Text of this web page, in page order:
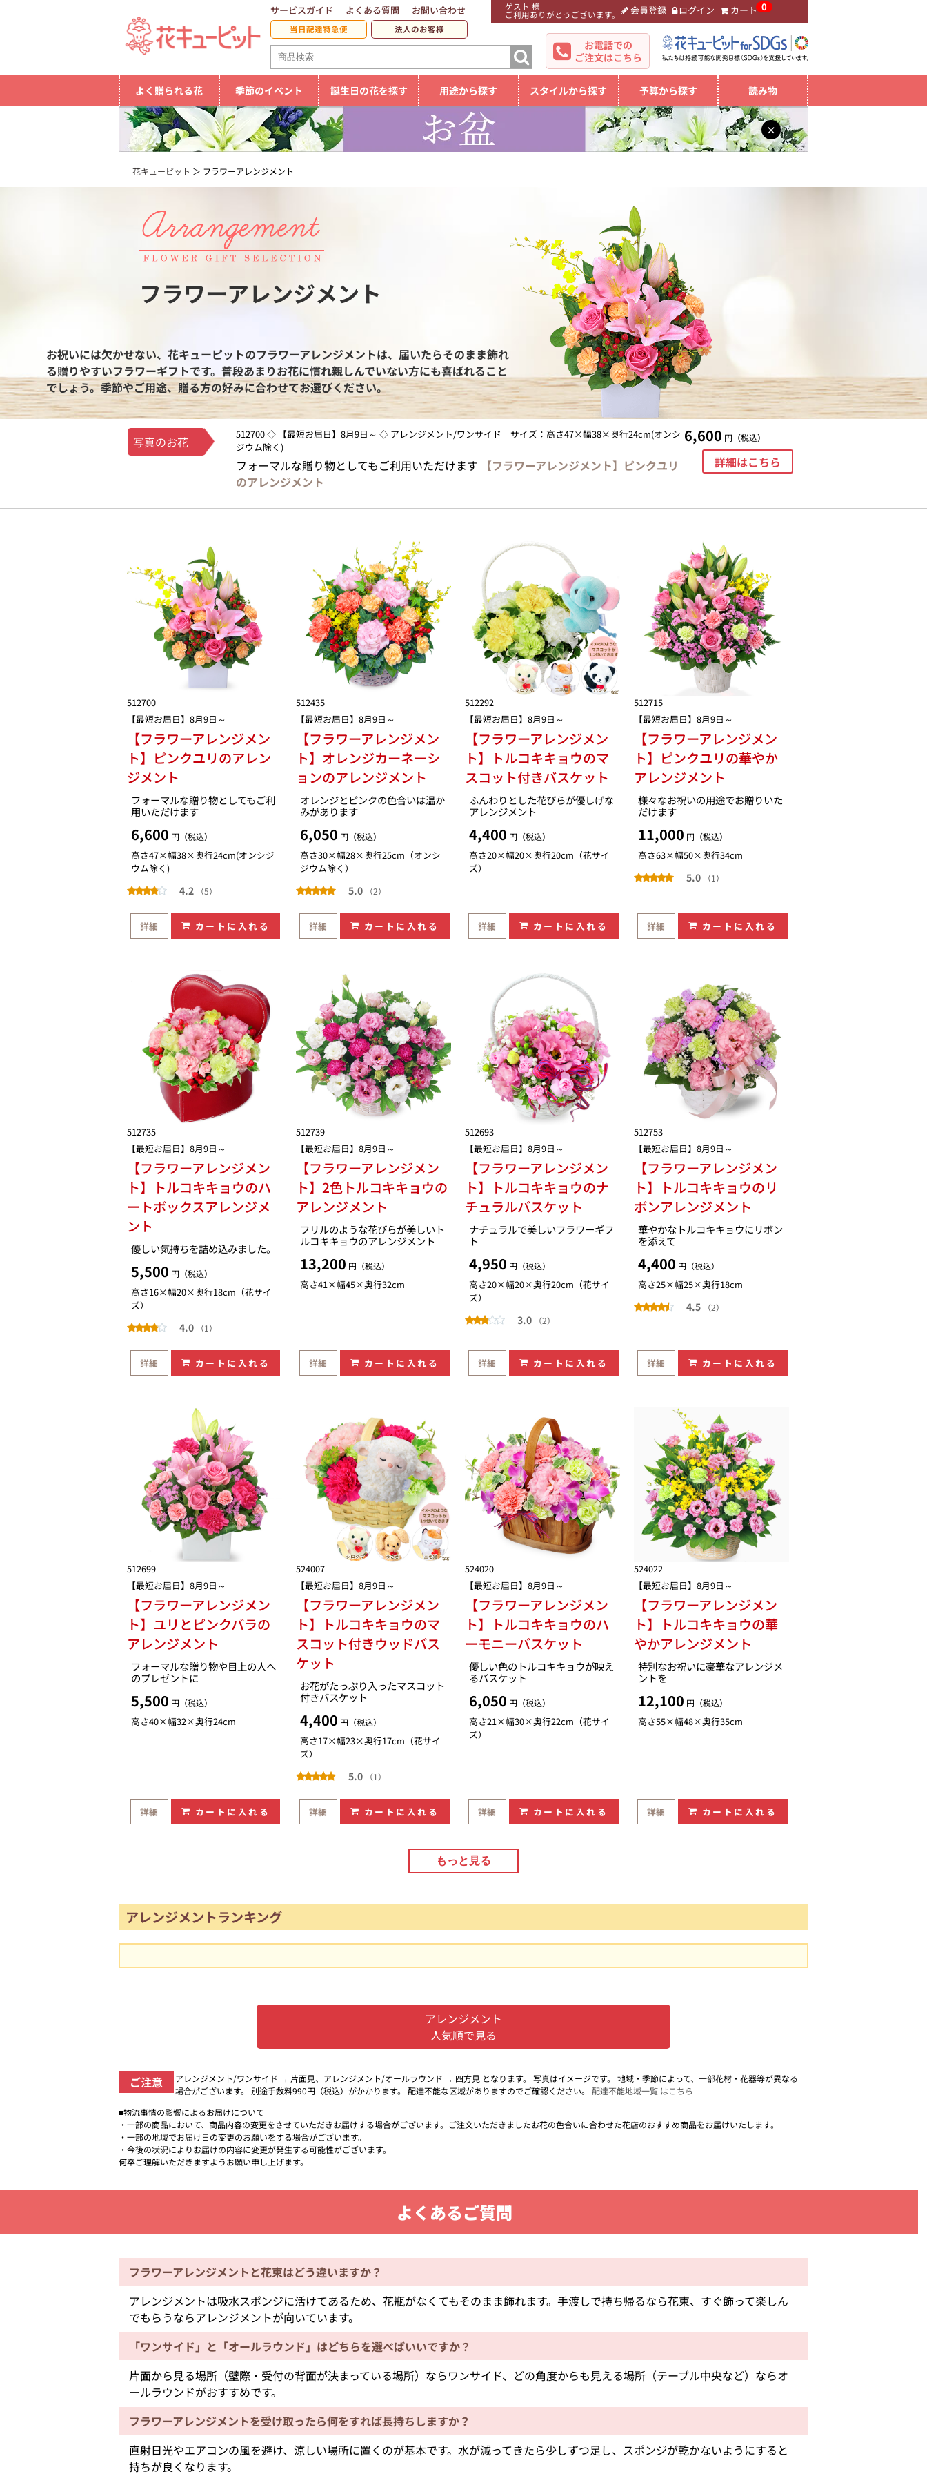
ゲスト 様
ご利用ありがとうございます。 会員登録 ログイン カート 0
サービスガイド よくある質問 お問い合わせ
当日配達特急便 法人のお客様
お電話での
ご注文はこちら
よく贈られる花 季節のイベント 誕生日の花を探す 用途から探す スタイルから探す 予算から探す 読み物
×
花キューピット フラワーアレンジメント
フラワーアレンジメント
お祝いには欠かせない、花キューピットのフラワーアレンジメントは、届いたらそのまま飾れ
る贈りやすいフラワーギフトです。普段あまりお花に慣れ親しんでいない方にも喜ばれること
でしょう。季節やご用途、贈る方の好みに合わせてお選びください。
写真のお花
512700 ◇ 【最短お届日】8月9日～ ◇ アレンジメント/ワンサイド サイズ：高さ47×幅38×奥行24cm(オンシ
ジウム除く)
フォーマルな贈り物としてもご利用いただけます
【フラワーアレンジメント】ピンクユリ
のアレンジメント
6,600 円（税込）
詳細はこちら
512700
【最短お届日】8月9日～
【フラワーアレンジメン
ト】ピンクユリのアレン
ジメント
フォーマルな贈り物としてもご利
用いただけます
6,600 円（税込）
高さ47×幅38×奥行24cm(オンシジ
ウム除く)
4.2 （5）
詳細 カートに入れる
512435
【最短お届日】8月9日～
【フラワーアレンジメン
ト】オレンジカーネーシ
ョンのアレンジメント
オレンジとピンクの色合いは温か
みがあります
6,050 円（税込）
高さ30×幅28×奥行25cm（オンシ
ジウム除く）
5.0 （2）
詳細 カートに入れる
512292
【最短お届日】8月9日～
【フラワーアレンジメン
ト】トルコキキョウのマ
スコット付きバスケット
ふんわりとした花びらが優しげな
アレンジメント
4,400 円（税込）
高さ20×幅20×奥行20cm（花サイ
ズ）
詳細 カートに入れる
512715
【最短お届日】8月9日～
【フラワーアレンジメン
ト】ピンクユリの華やか
アレンジメント
様々なお祝いの用途でお贈りいた
だけます
11,000 円（税込）
高さ63×幅50×奥行34cm
5.0 （1）
詳細 カートに入れる
512735
【最短お届日】8月9日～
【フラワーアレンジメン
ト】トルコキキョウのハ
ートボックスアレンジメ
ント
優しい気持ちを詰め込みました。
5,500 円（税込）
高さ16×幅20×奥行18cm（花サイ
ズ）
4.0 （1）
詳細 カートに入れる
512739
【最短お届日】8月9日～
【フラワーアレンジメン
ト】2色トルコキキョウの
アレンジメント
フリルのような花びらが美しいト
ルコキキョウのアレンジメント
13,200 円（税込）
高さ41×幅45×奥行32cm
詳細 カートに入れる
512693
【最短お届日】8月9日～
【フラワーアレンジメン
ト】トルコキキョウのナ
チュラルバスケット
ナチュラルで美しいフラワーギフ
ト
4,950 円（税込）
高さ20×幅20×奥行20cm（花サイ
ズ）
3.0 （2）
詳細 カートに入れる
512753
【最短お届日】8月9日～
【フラワーアレンジメン
ト】トルコキキョウのリ
ボンアレンジメント
華やかなトルコキキョウにリボン
を添えて
4,400 円（税込）
高さ25×幅25×奥行18cm
4.5 （2）
詳細 カートに入れる
512699
【最短お届日】8月9日～
【フラワーアレンジメン
ト】ユリとピンクバラの
アレンジメント
フォーマルな贈り物や目上の人へ
のプレゼントに
5,500 円（税込）
高さ40×幅32×奥行24cm
詳細 カートに入れる
524007
【最短お届日】8月9日～
【フラワーアレンジメン
ト】トルコキキョウのマ
スコット付きウッドバス
ケット
お花がたっぷり入ったマスコット
付きバスケット
4,400 円（税込）
高さ17×幅23×奥行17cm（花サイ
ズ）
5.0 （1）
詳細 カートに入れる
524020
【最短お届日】8月9日～
【フラワーアレンジメン
ト】トルコキキョウのハ
ーモニーバスケット
優しい色のトルコキキョウが映え
るバスケット
6,050 円（税込）
高さ21×幅30×奥行22cm（花サイ
ズ）
詳細 カートに入れる
524022
【最短お届日】8月9日～
【フラワーアレンジメン
ト】トルコキキョウの華
やかアレンジメント
特別なお祝いに豪華なアレンジメ
ントを
12,100 円（税込）
高さ55×幅48×奥行35cm
詳細 カートに入れる
もっと見る
アレンジメントランキング
アレンジメント
人気順で見る
ご注意
アレンジメント/ワンサイド → 片面見、アレンジメント/オールラウンド → 四方見 となります。 写真はイメージです。 地域・季節によって、一部花材・花器等が異なる
場合がございます。 別途手数料990円（税込）がかかります。 配達不能な区域がありますのでご確認ください。 配達不能地域一覧 はこちら
■物流事情の影響によるお届けについて
・一部の商品において、商品内容の変更をさせていただきお届けする場合がございます。ご注文いただきましたお花の色合いに合わせた花店のおすすめ商品をお届けいたします。
・一部の地域でお届け日の変更のお願いをする場合がございます。
・今後の状況によりお届けの内容に変更が発生する可能性がございます。
何卒ご理解いただきますようお願い申し上げます。
よくあるご質問
フラワーアレンジメントと花束はどう違いますか？
アレンジメントは吸水スポンジに活けてあるため、花瓶がなくてもそのまま飾れます。手渡しで持ち帰るなら花束、すぐ飾って楽しん
でもらうならアレンジメントが向いています。
「ワンサイド」と「オールラウンド」はどちらを選べばいいですか？
片面から見る場所（壁際・受付の背面が決まっている場所）ならワンサイド、どの角度からも見える場所（テーブル中央など）ならオ
ールラウンドがおすすめです。
フラワーアレンジメントを受け取ったら何をすれば長持ちしますか？
直射日光やエアコンの風を避け、涼しい場所に置くのが基本です。水が減ってきたら少しずつ足し、スポンジが乾かないようにすると
持ちが良くなります。